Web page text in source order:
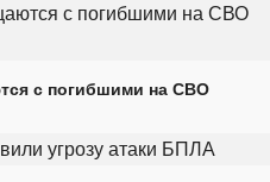
с погибшими на СВО